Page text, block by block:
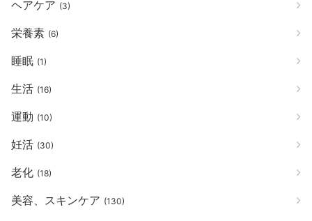
ヘアケア (3)
栄養素 (6)
睡眠 (1)
生活 (16)
運動 (10)
妊活 (30)
老化 (18)
美容、スキンケア (130)